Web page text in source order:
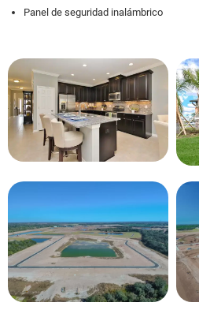
Panel de seguridad inalámbrico